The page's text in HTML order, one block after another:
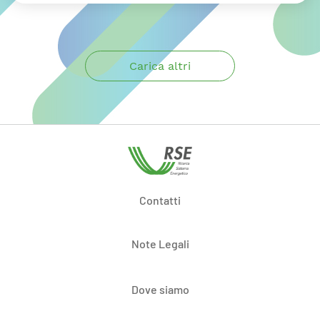
Carica altri
Contatti
Note Legali
Dove siamo